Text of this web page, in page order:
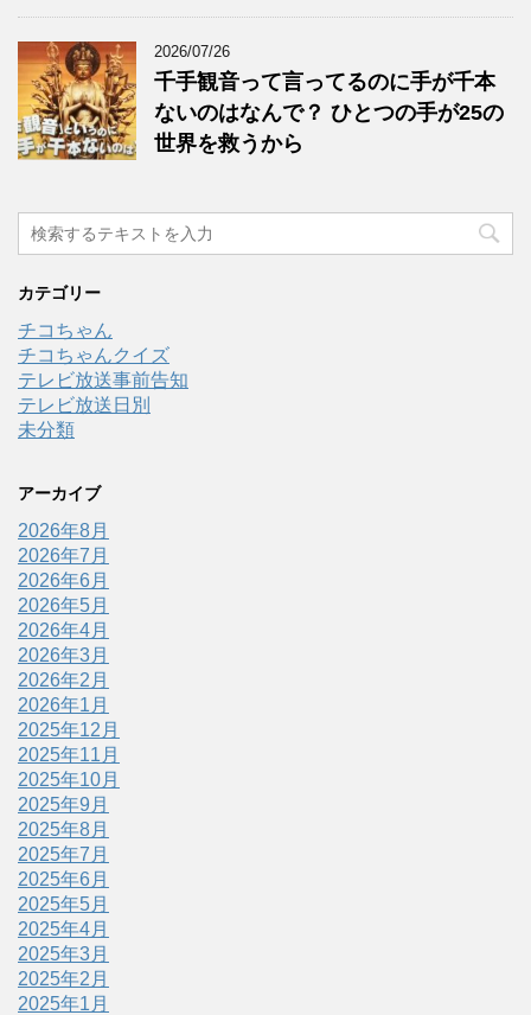
2026/07/26
千手観音って言ってるのに手が千本
ないのはなんで？ ひとつの手が25の
世界を救うから
カテゴリー
チコちゃん
チコちゃんクイズ
テレビ放送事前告知
テレビ放送日別
未分類
アーカイブ
2026年8月
2026年7月
2026年6月
2026年5月
2026年4月
2026年3月
2026年2月
2026年1月
2025年12月
2025年11月
2025年10月
2025年9月
2025年8月
2025年7月
2025年6月
2025年5月
2025年4月
2025年3月
2025年2月
2025年1月